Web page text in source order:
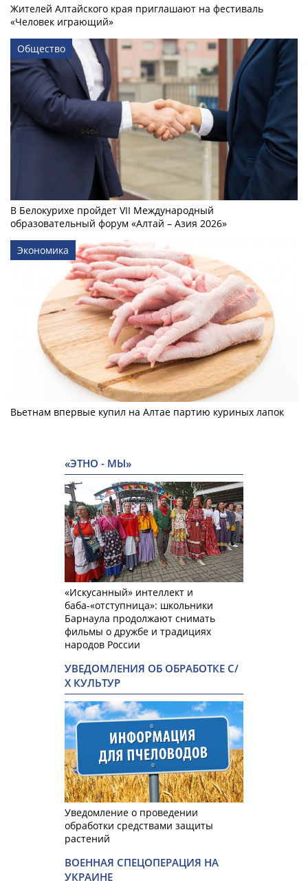
Жителей Алтайского края приглашают на фестиваль
«Человек играющий»
Общество
В Белокурихе пройдет VII Международный
образовательный форум «Алтай – Азия 2026»
Экономика
Вьетнам впервые купил на Алтае партию куриных лапок
«ЭТНО - МЫ»
«Искусанный» интеллект и
баба-«отступница»: школьники
Барнаула продолжают снимать
фильмы о дружбе и традициях
народов России
УВЕДОМЛЕНИЯ ОБ ОБРАБОТКЕ С/
Х КУЛЬТУР
Уведомление о проведении
обработки средствами защиты
растений
ВОЕННАЯ СПЕЦОПЕРАЦИЯ НА
УКРАИНЕ